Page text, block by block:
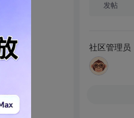
发帖
社区管理员